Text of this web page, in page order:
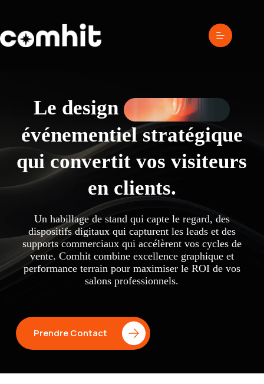
Le design
événementiel stratégique
qui convertit vos visiteurs
en clients.
Un habillage de stand qui capte le regard, des
dispositifs digitaux qui capturent les leads et des
supports commerciaux qui accélèrent vos cycles de
vente. Comhit combine excellence graphique et
performance terrain pour maximiser le ROI de vos
salons professionnels.
Prendre Contact